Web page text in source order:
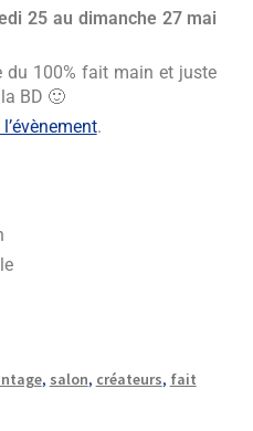
25 au dimanche 27 mai
du 100% fait main et juste
BD 🙂
.
, salon, créateurs, fait